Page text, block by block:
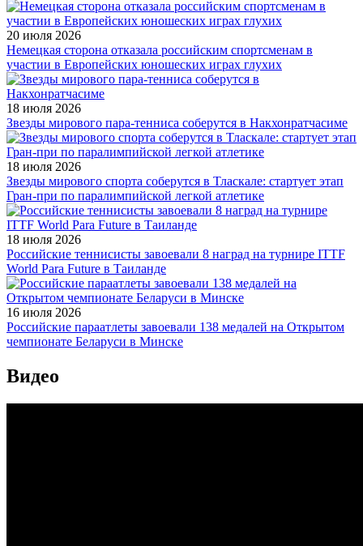
20 июля 2026
Немецкая сторона отказала российским спортсменам в
участии в Европейских юношеских играх глухих
18 июля 2026
Звезды мирового пара-тенниса соберутся в Накхонратчасиме
18 июля 2026
Звезды мирового спорта соберутся в Тласкале: стартует этап
Гран-при по паралимпийской легкой атлетике
18 июля 2026
Российские теннисисты завоевали 8 наград на турнире ITTF
World Para Future в Таиланде
16 июля 2026
Российские параатлеты завоевали 138 медалей на Открытом
чемпионате Беларуси в Минске
Видео